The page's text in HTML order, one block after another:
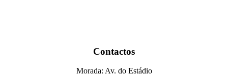
Contactos
Morada: Av. do Estádio